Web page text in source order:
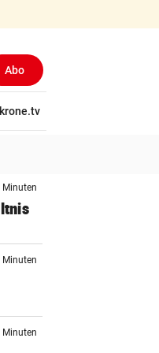
Abo
krone.tv
Minuten
Minuten
Minuten